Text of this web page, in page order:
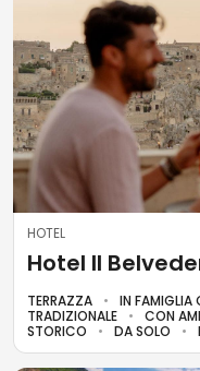
HOTEL
Hotel Il
TERRAZZA IN FAMIGLIA
TRADIZIONALE
CON
STORICO
DA SOLO